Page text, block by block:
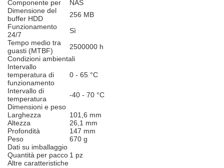
Componente per
NAS
Dimensione del
buffer HDD
256 MB
Funzionamento
24/7
Sì
Tempo medio tra
guasti (MTBF)
2500000 h
Condizioni ambientali
Intervallo
temperatura di
funzionamento
0 - 65 °C
Intervallo di
temperatura
-40 - 70 °C
Dimensioni e peso
Larghezza
101,6 mm
Altezza
26,1 mm
Profondità
147 mm
Peso
670 g
Dati su imballaggio
Quantità per pacco 1 pz
Altre caratteristiche